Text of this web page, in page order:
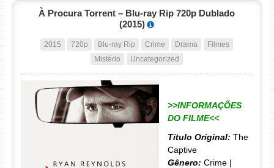
À Procura Torrent – Blu-ray Rip 720p Dublado
(2015)
2015 720p Blu-ray Rip Crime Drama
Filmes
Mistério
Uncategorized
>>INFORMAÇÕES
DO FILME<<
Título Original: The
Captive
Gênero: Crime |